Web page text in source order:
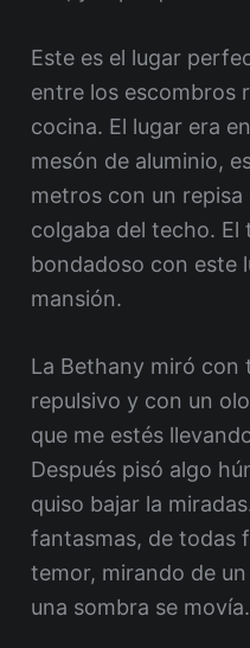
Este es el lugar
entre los escombros
cocina. El lugar era
mesón de aluminio,
metros con un
colgaba del techo. El
bondadoso con este
mansión.
La Bethany miró con
repulsivo y con un
que me estés
Después pisó algo
quiso bajar la
fantasmas, de todas
temor, mirando de
una sombra se movía.